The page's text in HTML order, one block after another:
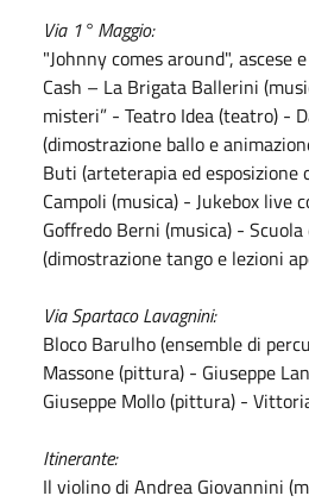
Via 1° Maggio:
"Johnny comes around", ascese
Cash – La Brigata Ballerini
misteri” - Teatro Idea (teatro) -
(dimostrazione ballo e
Buti (arteterapia ed esposizione
Campoli (musica) - Jukebox live
Goffredo Berni (musica) -
(dimostrazione tango e lezioni
Via Spartaco Lavagnini:
Bloco Barulho (ensemble di
Massone (pittura) - Giuseppe
Giuseppe Mollo (pittura) -
Itinerante:
Il violino di Andrea Giovannini